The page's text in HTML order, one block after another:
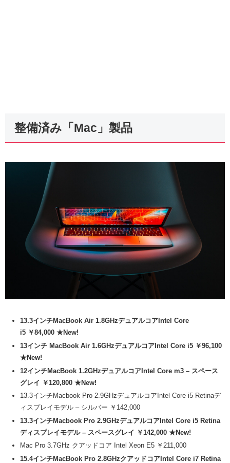
整備済み「Mac」製品
13.3インチMacBook Air 1.8GHzデュアルコアIntel Core
i5 ￥84,000 ★New!
13インチ MacBook Air 1.6GHzデュアルコアIntel Core i5 ￥96,100
★New!
12インチMacBook 1.2GHzデュアルコアIntel Core m3 – スペース
グレイ ￥120,800 ★New!
13.3インチMacbook Pro 2.9GHzデュアルコアIntel Core i5 Retinaデ
ィスプレイモデル – シルバー ￥142,000
13.3インチMacbook Pro 2.9GHzデュアルコアIntel Core i5 Retina
ディスプレイモデル – スペースグレイ ￥142,000 ★New!
Mac Pro 3.7GHz クアッドコア Intel Xeon E5 ￥211,000
15.4インチMacBook Pro 2.8GHzクアッドコアIntel Core i7 Retina